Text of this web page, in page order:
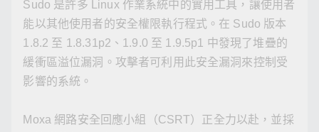
Sudo 是許多 Linux 作業系統中的實用工具，讓使用者
能以其他使用者的安全權限執行程式。在 Sudo 版本
1.8.2 至 1.8.31p2、1.9.0 至 1.9.5p1 中發現了堆疊的
緩衝區溢位漏洞。攻擊者可利用此安全漏洞來控制受
影響的系統。
Moxa 網路安全回應小組（CSRT）正全力以赴，並採